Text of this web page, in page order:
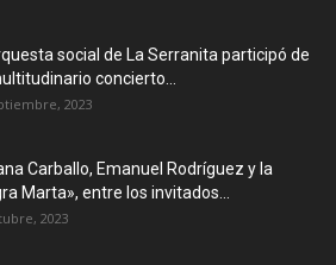
social de La Serranita participó de
concierto...
2023
Carballo, Emanuel Rodríguez y la
Marta», entre los invitados...
2023